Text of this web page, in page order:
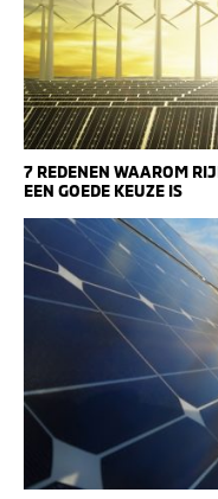
7 REDENEN WAAROM
EEN GOEDE KEUZE IS